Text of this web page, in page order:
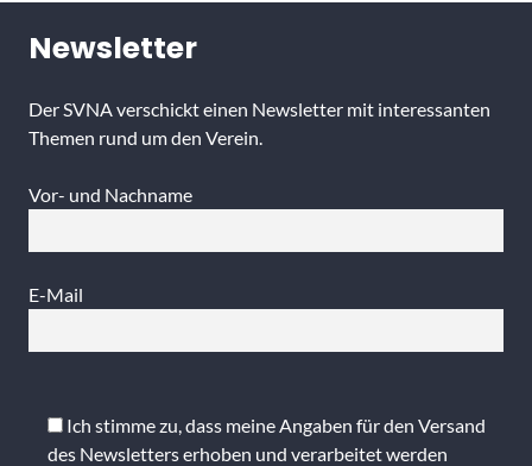
Newsletter
Der SVNA verschickt einen Newsletter mit interessanten
Themen rund um den Verein.
Vor- und Nachname
E-Mail
lasse
dieses
Ich stimme zu, dass meine Angaben für den Versand
des Newsletters erhoben und verarbeitet werden